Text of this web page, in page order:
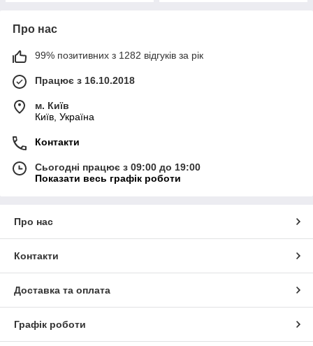
Про нас
99% позитивних з 1282 відгуків за рік
Працює з 16.10.2018
м. Київ
Київ, Україна
Контакти
Сьогодні працює з 09:00 до 19:00
Показати весь графік роботи
Про нас
Контакти
Доставка та оплата
Графік роботи